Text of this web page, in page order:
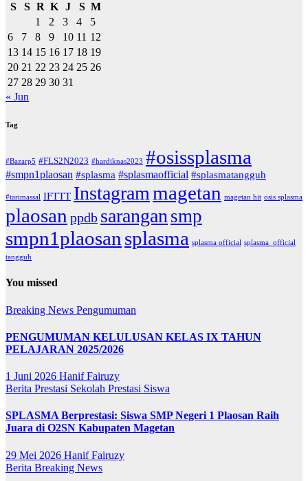
S S R K J S M
1
2 3 4
5
6
7 8 9 10 11 12
13 14 15 16 17 18 19
20 21 22 23 24 25 26
27 28 29 30 31
« Jun
Tag
#Bazarp5 #FLS2N2023 #hardiknas2023 #osissplasma
#smpn1plaosan #splasma #splasmaofficial #splasmatangguh
#tarimassal IFTTT Instagrammagetan magetan hit osis splasma
plaosan ppdb sarangan smp
smpn1plaosan splasma splasma official splasma_official
tangguh
You missed
Breaking News Pengumuman
PENGUMUMAN KELULUSAN KELAS IX TAHUN
PELAJARAN 2025/2026
1 Juni 2026 Hanif Fairuzy
Berita Prestasi Sekolah Prestasi Siswa
SPLASMA Berprestasi: Siswa SMP Negeri 1 Plaosan Raih
Juara di O2SN Kabupaten Magetan
29 Mei 2026 Hanif Fairuzy
Berita Breaking News